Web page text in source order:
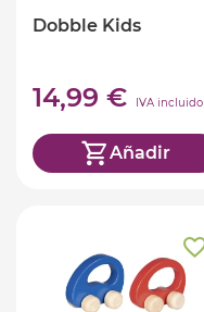
Dobble Kids
14,99 € IVA incluido
Añadir